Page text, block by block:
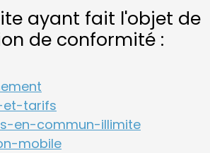
ayant fait l'objet de
de conformité :
et-tarifs
en-commun-illimite
mobile